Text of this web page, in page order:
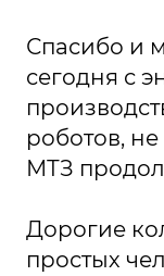
Спасибо и
сегодня с
роботов,
МТЗ
Дорогие
простых